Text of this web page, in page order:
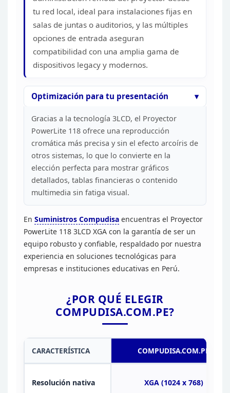
tu red local, ideal para instalaciones fijas en
salas de juntas o auditorios, y las múltiples
opciones de entrada aseguran
compatibilidad con una amplia gama de
dispositivos legacy y modernos.
Optimización para tu presentación
Gracias a la tecnología 3LCD, el Proyector
PowerLite 118 ofrece una reproducción
cromática más precisa y sin el efecto arcoíris de
otros sistemas, lo que lo convierte en la
elección perfecta para mostrar gráficos
detallados, tablas financieras o contenido
multimedia sin fatiga visual.
En Suministros Compudisa encuentras el Proyector
PowerLite 118 3LCD XGA con la garantía de ser un
equipo robusto y confiable, respaldado por nuestra
experiencia en soluciones tecnológicas para
empresas e instituciones educativas en Perú.
¿POR QUÉ ELEGIR
COMPUDISA.COM.PE?
CARACTERÍSTICA COMPUDISA.COM.PE
Resolución nativa XGA (1024 x 768)